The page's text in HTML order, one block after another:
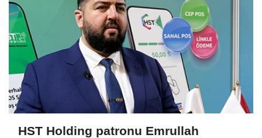
HST Holding patronu Emrullah